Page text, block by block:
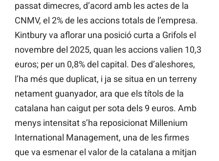
passat dimecres, d’acord amb les actes de la
CNMV, el 2% de les accions totals de l’empresa.
Kintbury va aflorar una posició curta a Grifols el
novembre del 2025, quan les accions valien 10,3
euros; per un 0,8% del capital. Des d’aleshores,
l’ha més que duplicat, i ja se situa en un terreny
netament guanyador, ara que els títols de la
catalana han caigut per sota dels 9 euros. Amb
menys intensitat s’ha reposicionat Millenium
International Management, una de les firmes
que va esmenar el valor de la catalana a mitjan